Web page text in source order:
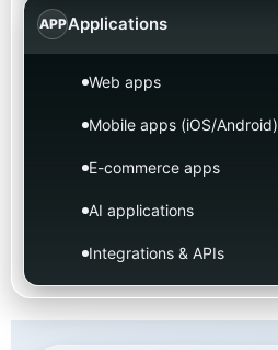
APPApplications
Web apps
Mobile apps (iOS/Android)
E-commerce apps
AI applications
Integrations & APIs